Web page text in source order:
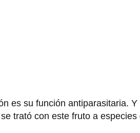
es su función antiparasitaria.
trató con este fruto a